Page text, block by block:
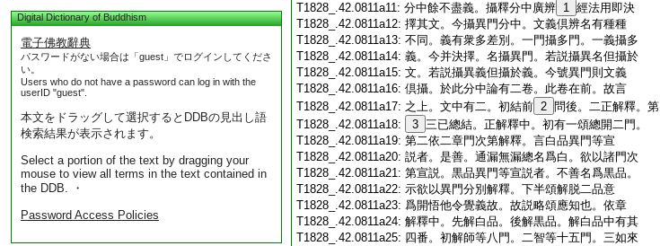
Digital Dictionary of Buddhism
電子佛教辭典
パスワードがない場合は「guest」でログインしてくださ
い。
Users who do not have a password can log in with the
userID "guest".
本文をドラッグして選択するとDDBの見出し語
検索結果が表示されます。
Select a portion of the text by dragging your
mouse to view all terms in the text contained in
the DDB. ・
Password Access Policies
T1828_.42.0811a11: 分中餘不盡義。攝釋分中廣辨 1 經法用即決
T1828_.42.0811a12: 擇其文。今攝異門分中。文義倶辨名有種種
T1828_.42.0811a13: 不同。義有衆多差別。一門攝多門。一義攝多
T1828_.42.0811a14: 義。今并決擇。名攝異門。若説攝異名但攝於
T1828_.42.0811a15: 文。若説攝異義但攝於義。今號異門則文義
T1828_.42.0811a16: 倶攝。於此分中論有二卷。此卷在前。故言
T1828_.42.0811a17: 之上。文中有二。初結前 2 問後。二正解釋。第
T1828_.42.0811a18:
3 三已總結。正解釋中。初有一頌總開二門。
T1828_.42.0811a19: 第二依二章門次第解釋。言白品異門等宣
T1828_.42.0811a20: 説者。是善。通漏無漏總名爲白。欲以諸門次
T1828_.42.0811a21: 第宣説。黒品異門等宣説者。不善名爲黒品。
T1828_.42.0811a22: 示欲以異門分別解釋。下半頌解脱二品意
T1828_.42.0811a23: 爲開悟他令覺義故。故説略頌應知也。依章
T1828_.42.0811a24: 解釋中。先解白品。後解黒品。解白品中有其
T1828_.42.0811a25: 四番。初解師等八門。二智等十五門。三如來